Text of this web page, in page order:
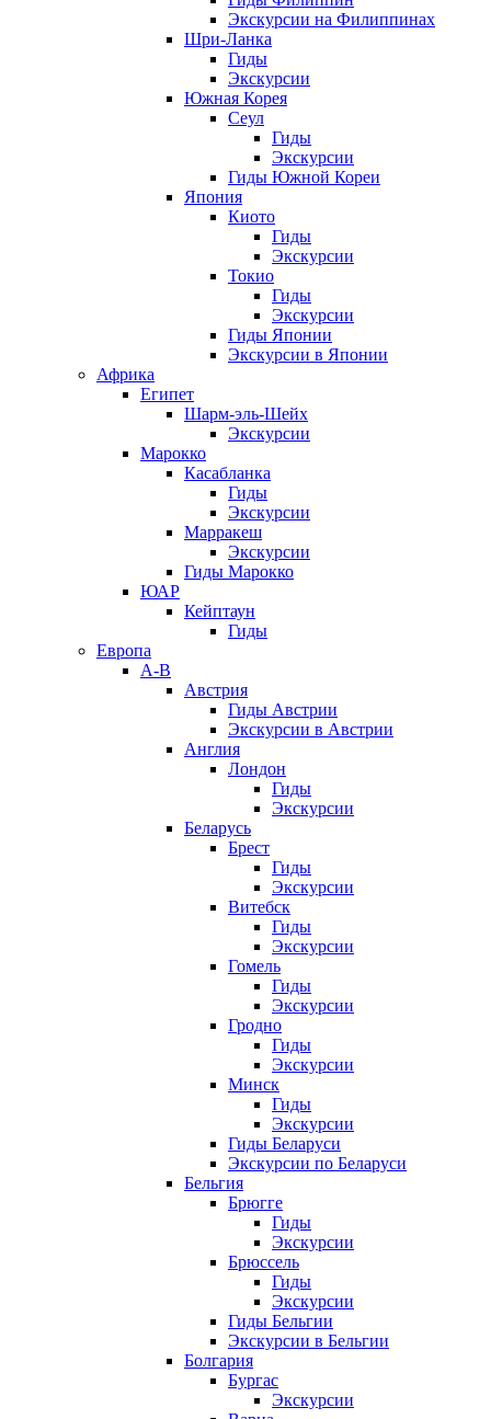
Экскурсии на Филиппинах
Шри-Ланка
Гиды
Экскурсии
Южная Корея
Сеул
Гиды
Экскурсии
Гиды Южной Кореи
Япония
Киото
Гиды
Экскурсии
Токио
Гиды
Экскурсии
Гиды Японии
Экскурсии в Японии
Африка
Египет
Шарм-эль-Шейх
Экскурсии
Марокко
Касабланка
Гиды
Экскурсии
Марракеш
Экскурсии
Гиды Марокко
ЮАР
Кейптаун
Гиды
Европа
А-В
Австрия
Гиды Австрии
Экскурсии в Австрии
Англия
Лондон
Гиды
Экскурсии
Беларусь
Брест
Гиды
Экскурсии
Витебск
Гиды
Экскурсии
Гомель
Гиды
Экскурсии
Гродно
Гиды
Экскурсии
Минск
Гиды
Экскурсии
Гиды Беларуси
Экскурсии по Беларуси
Бельгия
Брюгге
Гиды
Экскурсии
Брюссель
Гиды
Экскурсии
Гиды Бельгии
Экскурсии в Бельгии
Болгария
Бургас
Экскурсии